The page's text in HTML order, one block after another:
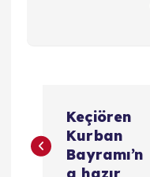
a
Keçiören
Kurban
Bayramı’n